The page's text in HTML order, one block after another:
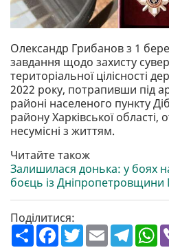
Олександр Грибанов з 1
завдання щодо захисту
територіальної цілісності
2022 року, потрапивши під
районі населеного пункту
району Харківської
несумісні з життям.
Читайте також
Залишилася донька: у боях
боєць із
Поділитися:
П
о
F
a
T
w
E
m
T
e
W
h